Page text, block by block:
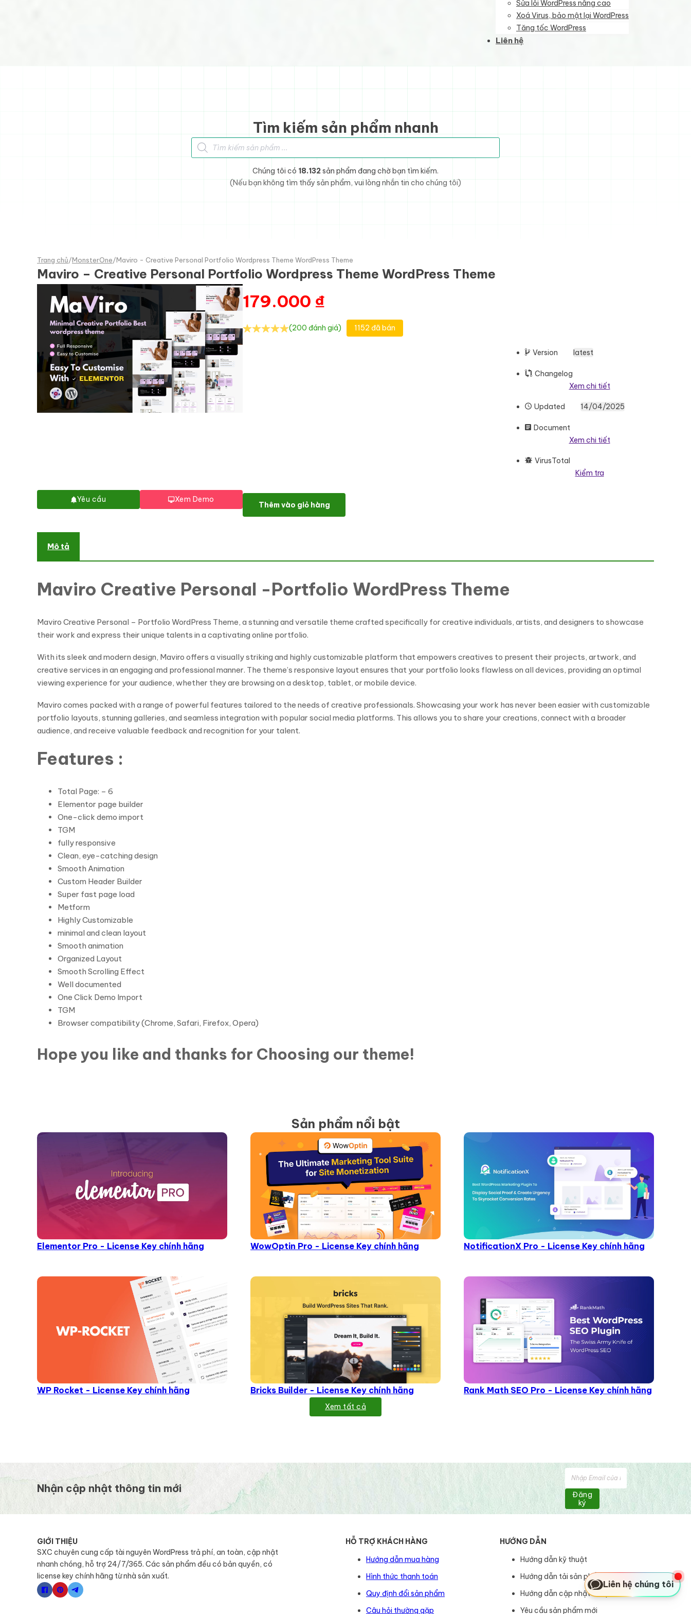
Sửa lỗi WordPress nâng cao
Xoá Virus, bảo mật lại WordPress
Tăng tốc WordPress
Liên hệ
Tìm kiếm sản phẩm nhanh
Tìm kiếm sản phẩm
Chúng tôi có 18.132 sản phẩm đang chờ bạn tìm kiếm.
(Nếu bạn không tìm thấy sản phẩm, vui lòng nhắn tin cho chúng tôi)
Trang chủ/MonsterOne/Maviro - Creative Personal Portfolio Wordpress Theme WordPress Theme
Maviro – Creative Personal Portfolio Wordpress Theme WordPress Theme
Yêu cầu Xem Demo
179.000 ₫
(200 đánh giá) 1152 đã bán
Version latest
Changelog
Xem chi tiết
Updated 14/04/2025
Document
Xem chi tiết
VirusTotal
Kiểm tra
Maviro - Creative Personal Portfolio Wordpress Theme WordPress Theme số lượng
Thêm vào giỏ hàng
Mô tả
Maviro Creative Personal -Portfolio WordPress Theme
Maviro Creative Personal – Portfolio WordPress Theme, a stunning and versatile theme crafted specifically for creative individuals, artists, and designers to showcase
their work and express their unique talents in a captivating online portfolio.
With its sleek and modern design, Maviro offers a visually striking and highly customizable platform that empowers creatives to present their projects, artwork, and
creative services in an engaging and professional manner. The theme’s responsive layout ensures that your portfolio looks flawless on all devices, providing an optimal
viewing experience for your audience, whether they are browsing on a desktop, tablet, or mobile device.
Maviro comes packed with a range of powerful features tailored to the needs of creative professionals. Showcasing your work has never been easier with customizable
portfolio layouts, stunning galleries, and seamless integration with popular social media platforms. This allows you to share your creations, connect with a broader
audience, and receive valuable feedback and recognition for your talent.
Features :
Total Page: – 6
Elementor page builder
One-click demo import
TGM
fully responsive
Clean, eye-catching design
Smooth Animation
Custom Header Builder
Super fast page load
Metform
Highly Customizable
minimal and clean layout
Smooth animation
Organized Layout
Smooth Scrolling Effect
Well documented
One Click Demo Import
TGM
Browser compatibility (Chrome, Safari, Firefox, Opera)
Hope you like and thanks for Choosing our theme!
Sản phẩm nổi bật
Elementor Pro - License Key chính hãng WowOptin Pro - License Key chính hãng NotificationX Pro - License Key chính hãng
WP Rocket - License Key chính hãng Bricks Builder - License Key chính hãng Rank Math SEO Pro - License Key chính hãng
Xem tất cả
Nhận cập nhật thông tin mới
Đăng
ký
GIỚI THIỆU
SXC chuyên cung cấp tài nguyên WordPress trả phí, an toàn, cập nhật
nhanh chóng, hỗ trợ 24/7/365. Các sản phẩm đều có bản quyền, có
license key chính hãng từ nhà sản xuất.
HỖ TRỢ KHÁCH HÀNG
Hướng dẫn mua hàng
Hình thức thanh toán
Quy định đổi sản phẩm
Câu hỏi thường gặp
HƯỚNG DẪN
Hướng dẫn kỹ thuật
Hướng dẫn tải sản phẩm
Hướng dẫn cập nhật sản phẩm
Yêu cầu sản phẩm mới
Liên hệ chúng tôi